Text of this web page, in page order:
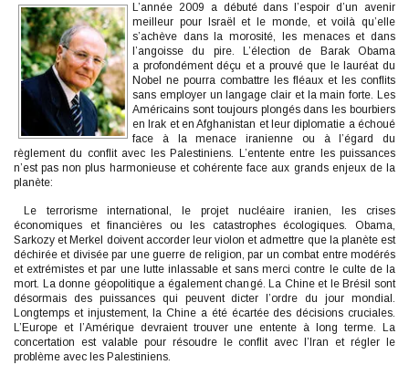
L’année 2009 a débuté dans l’espoir d’un avenir
meilleur pour Israël et le monde, et voilà qu’elle
s’achève dans la morosité, les menaces et dans
l’angoisse du pire. L’élection de Barak Obama
a profondément déçu et a prouvé que le lauréat du
Nobel ne pourra combattre les fléaux et les conflits
sans employer un langage clair et la main forte. Les
Américains sont toujours plongés dans les bourbiers
en Irak et en Afghanistan et leur diplomatie a échoué
face à la menace iranienne ou à l’égard du
règlement du conflit avec les Palestiniens. L’entente entre les puissances
n’est pas non plus harmonieuse et cohérente face aux grands enjeux de la
planète:
Le terrorisme international, le projet nucléaire iranien, les crises
économiques et financières ou les catastrophes écologiques. Obama,
Sarkozy et Merkel doivent accorder leur violon et admettre que la planète est
déchirée et divisée par une guerre de religion, par un combat entre modérés
et extrémistes et par une lutte inlassable et sans merci contre le culte de la
mort. La donne géopolitique a également changé. La Chine et le Brésil sont
désormais des puissances qui peuvent dicter l’ordre du jour mondial.
Longtemps et injustement, la Chine a été écartée des décisions cruciales.
L’Europe et l’Amérique devraient trouver une entente à long terme. La
concertation est valable pour résoudre le conflit avec l’Iran et régler le
problème avec les Palestiniens.